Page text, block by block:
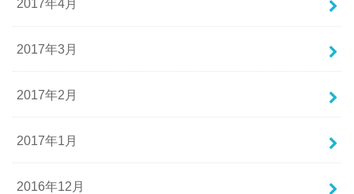
2017年4月
2017年3月
2017年2月
2017年1月
2016年12月